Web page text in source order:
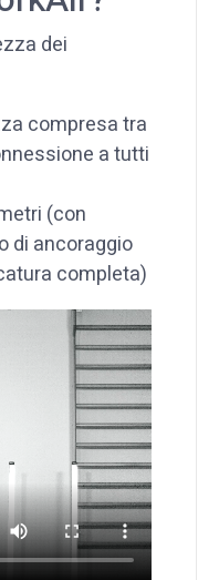
dei
compresa tra
a tutti
(con
di ancoraggio
completa)